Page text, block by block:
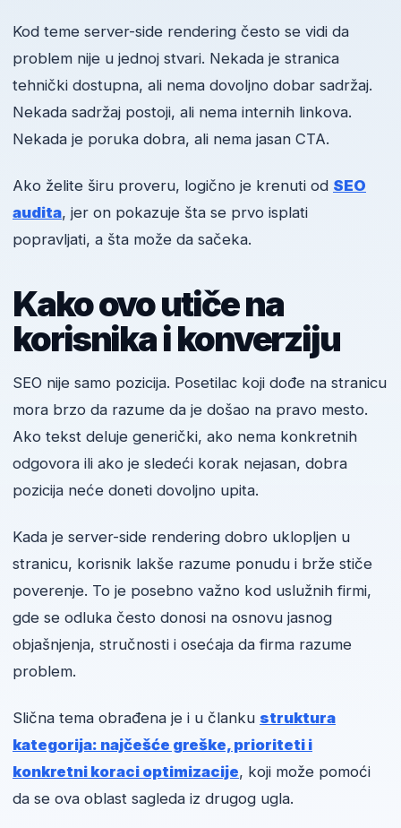
Kod teme server-side rendering često se vidi da
problem nije u jednoj stvari. Nekada je stranica
tehnički dostupna, ali nema dovoljno dobar sadržaj.
Nekada sadržaj postoji, ali nema internih linkova.
Nekada je poruka dobra, ali nema jasan CTA.
Ako želite širu proveru, logično je krenuti od SEO
audita, jer on pokazuje šta se prvo isplati
popravljati, a šta može da sačeka.
Kako ovo utiče na
korisnika i konverziju
SEO nije samo pozicija. Posetilac koji dođe na stranicu
mora brzo da razume da je došao na pravo mesto.
Ako tekst deluje generički, ako nema konkretnih
odgovora ili ako je sledeći korak nejasan, dobra
pozicija neće doneti dovoljno upita.
Kada je server-side rendering dobro uklopljen u
stranicu, korisnik lakše razume ponudu i brže stiče
poverenje. To je posebno važno kod uslužnih firmi,
gde se odluka često donosi na osnovu jasnog
objašnjenja, stručnosti i osećaja da firma razume
problem.
Slična tema obrađena je i u članku struktura
kategorija: najčešće greške, prioriteti i
konkretni koraci optimizacije, koji može pomoći
da se ova oblast sagleda iz drugog ugla.